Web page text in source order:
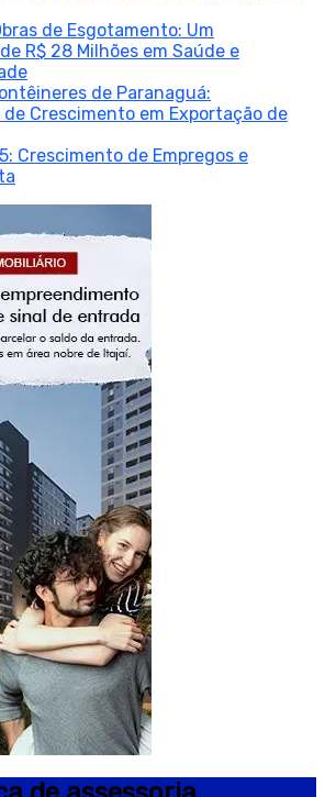
de Esgotamento: Um
R$ 28 Milhões em Saúde e
de Paranaguá:
Crescimento em Exportação de
Crescimento de Empregos e